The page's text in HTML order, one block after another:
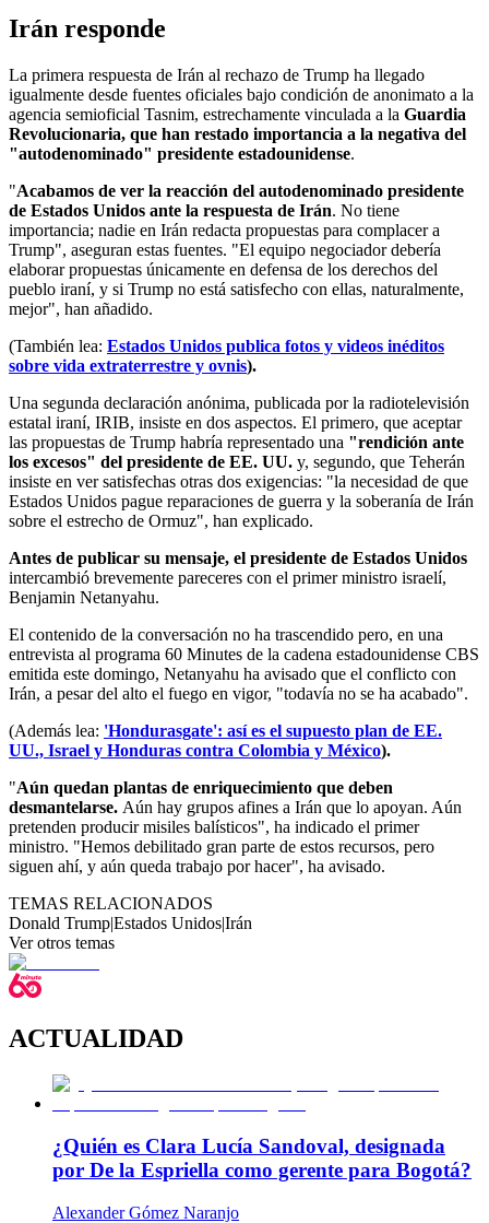
Irán responde
La primera respuesta de Irán al rechazo de Trump ha llegado
igualmente desde fuentes oficiales bajo condición de anonimato a la
agencia semioficial Tasnim, estrechamente vinculada a la Guardia
Revolucionaria, que han restado importancia a la negativa del
"autodenominado" presidente estadounidense.
"Acabamos de ver la reacción del autodenominado presidente
de Estados Unidos ante la respuesta de Irán. No tiene
importancia; nadie en Irán redacta propuestas para complacer a
Trump", aseguran estas fuentes. "El equipo negociador debería
elaborar propuestas únicamente en defensa de los derechos del
pueblo iraní, y si Trump no está satisfecho con ellas, naturalmente,
mejor", han añadido.
(También lea: Estados Unidos publica fotos y videos inéditos
sobre vida extraterrestre y ovnis).
Una segunda declaración anónima, publicada por la radiotelevisión
estatal iraní, IRIB, insiste en dos aspectos. El primero, que aceptar
las propuestas de Trump habría representado una "rendición ante
los excesos" del presidente de EE. UU. y, segundo, que Teherán
insiste en ver satisfechas otras dos exigencias: "la necesidad de que
Estados Unidos pague reparaciones de guerra y la soberanía de Irán
sobre el estrecho de Ormuz", han explicado.
Antes de publicar su mensaje, el presidente de Estados Unidos
intercambió brevemente pareceres con el primer ministro israelí,
Benjamin Netanyahu.
El contenido de la conversación no ha trascendido pero, en una
entrevista al programa 60 Minutes de la cadena estadounidense CBS
emitida este domingo, Netanyahu ha avisado que el conflicto con
Irán, a pesar del alto el fuego en vigor, "todavía no se ha acabado".
(Además lea: 'Hondurasgate': así es el supuesto plan de EE.
UU., Israel y Honduras contra Colombia y México).
"Aún quedan plantas de enriquecimiento que deben
desmantelarse. Aún hay grupos afines a Irán que lo apoyan. Aún
pretenden producir misiles balísticos", ha indicado el primer
ministro. "Hemos debilitado gran parte de estos recursos, pero
siguen ahí, y aún queda trabajo por hacer", ha avisado.
TEMAS RELACIONADOS
Donald Trump|Estados Unidos|Irán
Ver otros temas
ACTUALIDAD
¿Quién es Clara Lucía Sandoval, designada
por De la Espriella como gerente para Bogotá?
Alexander Gómez Naranjo